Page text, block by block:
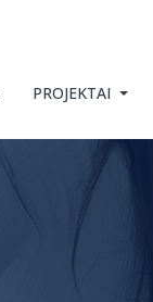
PROJEKTAI